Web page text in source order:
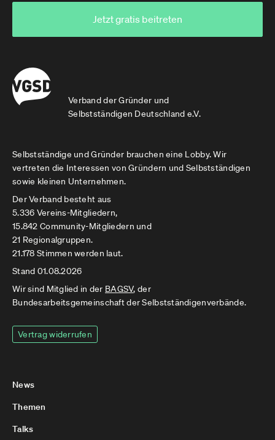
Verband der Gründer und
Selbstständigen Deutschland e.V.
Jetzt gratis beitreten
Selbstständige und Gründer brauchen eine Lobby. Wir
vertreten die Interessen von Gründern und Selbstständigen
sowie kleinen Unternehmen.
Der Verband besteht aus
5.336 Vereins-Mitgliedern,
15.842 Community-Mitgliedern und
21 Regionalgruppen.
21.178 Stimmen werden laut.
Stand 01.08.2026
Wir sind Mitglied in der BAGSV, der
Bundesarbeitsgemeinschaft der Selbstständigenverbände.
Vertrag widerrufen
News
Themen
Talks